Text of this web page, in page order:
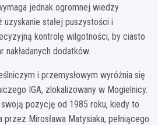
jednak ogromnej wiedzy
stałej puszystości i
kontrolę wilgotności, by ciasto
nakładanych dodatków.
i przemysłowym wyróżnia się
IGA, zlokalizowany w Mogielnicy.
pozycję od 1985 roku, kiedy to
przez Mirosława Matysiaka, pełniącego